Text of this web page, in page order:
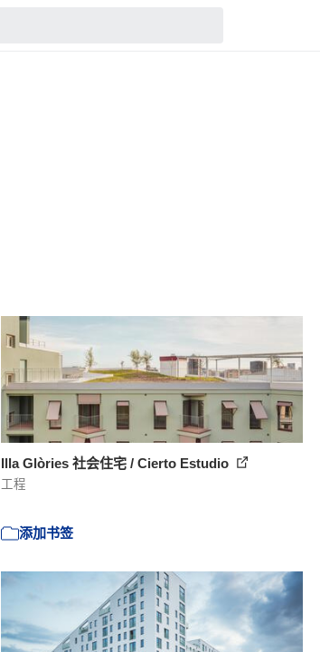
Illa Glòries 社会住宅 / Cierto Estudio
工程
添加书签